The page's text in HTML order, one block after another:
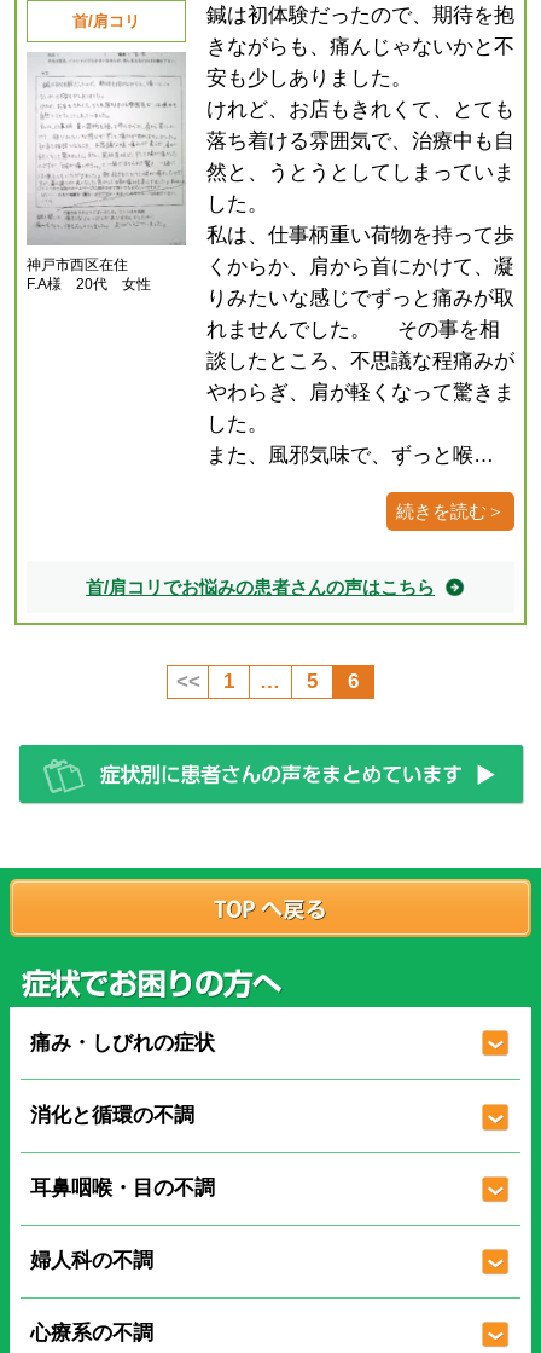
首/肩コリ
神戸市西区在住
F.A様 20代 女性
鍼は初体験だったので、期待を抱
きながらも、痛んじゃないかと不
安も少しありました。
けれど、お店もきれくて、とても
落ち着ける雰囲気で、治療中も自
然と、うとうとしてしまっていま
した。
私は、仕事柄重い荷物を持って歩
くからか、肩から首にかけて、凝
りみたいな感じでずっと痛みが取
れませんでした。 その事を相
談したところ、不思議な程痛みが
やわらぎ、肩が軽くなって驚きま
した。
また、風邪気味で、ずっと喉…
続きを読む＞
首/肩コリでお悩みの患者さんの声はこちら
<< 1 … 5 6
痛み・しびれの症状
消化と循環の不調
耳鼻咽喉・目の不調
婦人科の不調
心療系の不調